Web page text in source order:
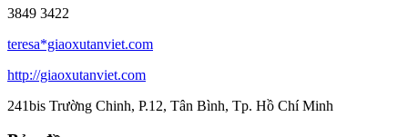
3849 3422
teresa*giaoxutanviet.com
http://giaoxutanviet.com
241bis Trường Chinh, P.12, Tân Bình, Tp. Hồ Chí Minh